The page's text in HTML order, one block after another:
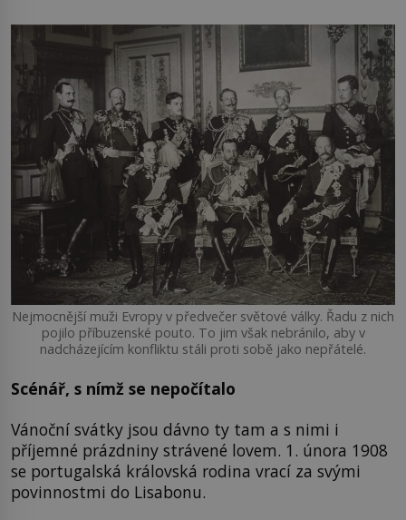
Nejmocnější muži Evropy v předvečer světové války. Řadu z nich
pojilo příbuzenské pouto. To jim však nebránilo, aby v
nadcházejícím konfliktu stáli proti sobě jako nepřátelé.
Scénář, s nímž se nepočítalo
Vánoční svátky jsou dávno ty tam a s nimi i
příjemné prázdniny strávené lovem. 1. února 1908
se portugalská královská rodina vrací za svými
povinnostmi do Lisabonu.